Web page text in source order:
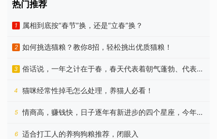
热门推荐
1 属相到底按“春节”换，还是“立春”换？
2 如何挑选猫粮？教你8招，轻松挑出优质猫粮！
3
俗话说，一年之计在于春，春天代表着朝气蓬勃、代表着
希望
4 猫咪经常性掉毛怎么处理，养猫人必看！
5
情商高，赚钱快，日子逐年有新进步的四个星座，今年更
好
6 适合打工人的养狗狗粮推荐，闭眼入